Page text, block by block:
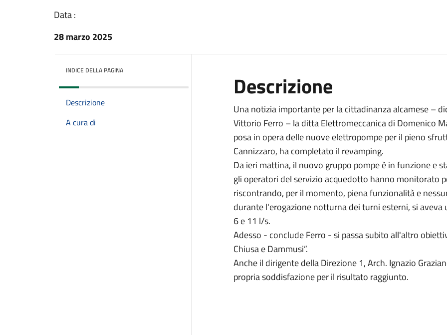
Data :
28 marzo 2025
INDICE DELLA PAGINA
Descrizione
A cura di
Descrizione
Una notizia importante per la cittadinanza alcamese –
Vittorio Ferro – la ditta Elettromeccanica di Domenico
posa in opera delle nuove elettropompe per il pieno
Cannizzaro, ha completato il revamping.
Da ieri mattina, il nuovo gruppo pompe è in funzione e
gli operatori del servizio acquedotto hanno monitorato
riscontrando, per il momento, piena funzionalità e
durante l'erogazione notturna dei turni esterni, si
6 e 11 l/s.
Adesso - conclude Ferro - si passa subito all'altro
Chiusa e Dammusi”.
Anche il dirigente della Direzione 1, Arch. Ignazio
propria soddisfazione per il risultato raggiunto.